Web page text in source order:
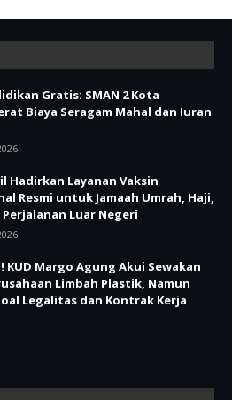
Gratis: SMAN 2 Kota
Biaya Seragam Mahal dan Iuran
Hadirkan Layanan Vaksin
Resmi untuk Jamaah Umrah, Haji,
Luar Negeri
KUD Margo Agung Akui Sewakan
Limbah Plastik, Namun
Legalitas dan Kontrak Kerja